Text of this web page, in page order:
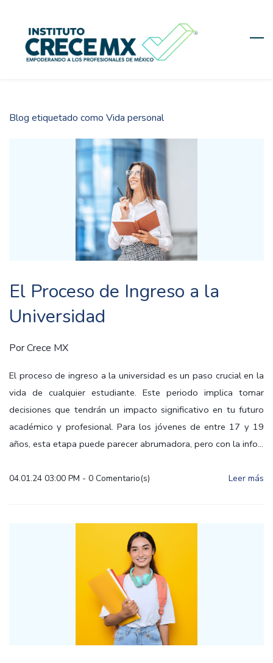
content
Blog etiquetado como Vida personal
El Proceso de Ingreso a la
Universidad
PorCrece MX
El proceso de ingreso a la universidad es un paso crucial en la
vida de cualquier estudiante. Este periodo implica tomar
decisiones que tendrán un impacto significativo en tu futuro
académico y profesional. Para los jóvenes de entre 17 y 19
años, esta etapa puede parecer abrumadora, pero con la info...
04.01.24 03:00 PM - 0 Comentario(s) Leer más